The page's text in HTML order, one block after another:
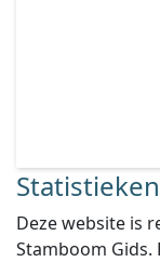
Statistieken
Deze website is
Stamboom Gids.